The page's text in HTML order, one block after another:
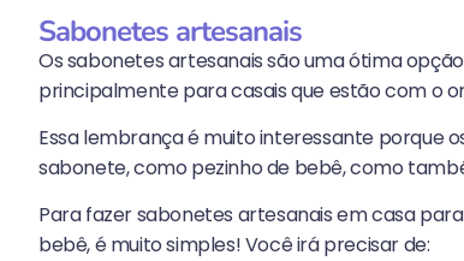
Sabonetes artesanais
Os sabonetes artesanais são uma ótima
principalmente para casais que estão com o
Essa lembrança é muito interessante porque
sabonete, como pezinho de bebê, como
Para fazer sabonetes artesanais em casa
bebê, é muito simples! Você irá precisar de: